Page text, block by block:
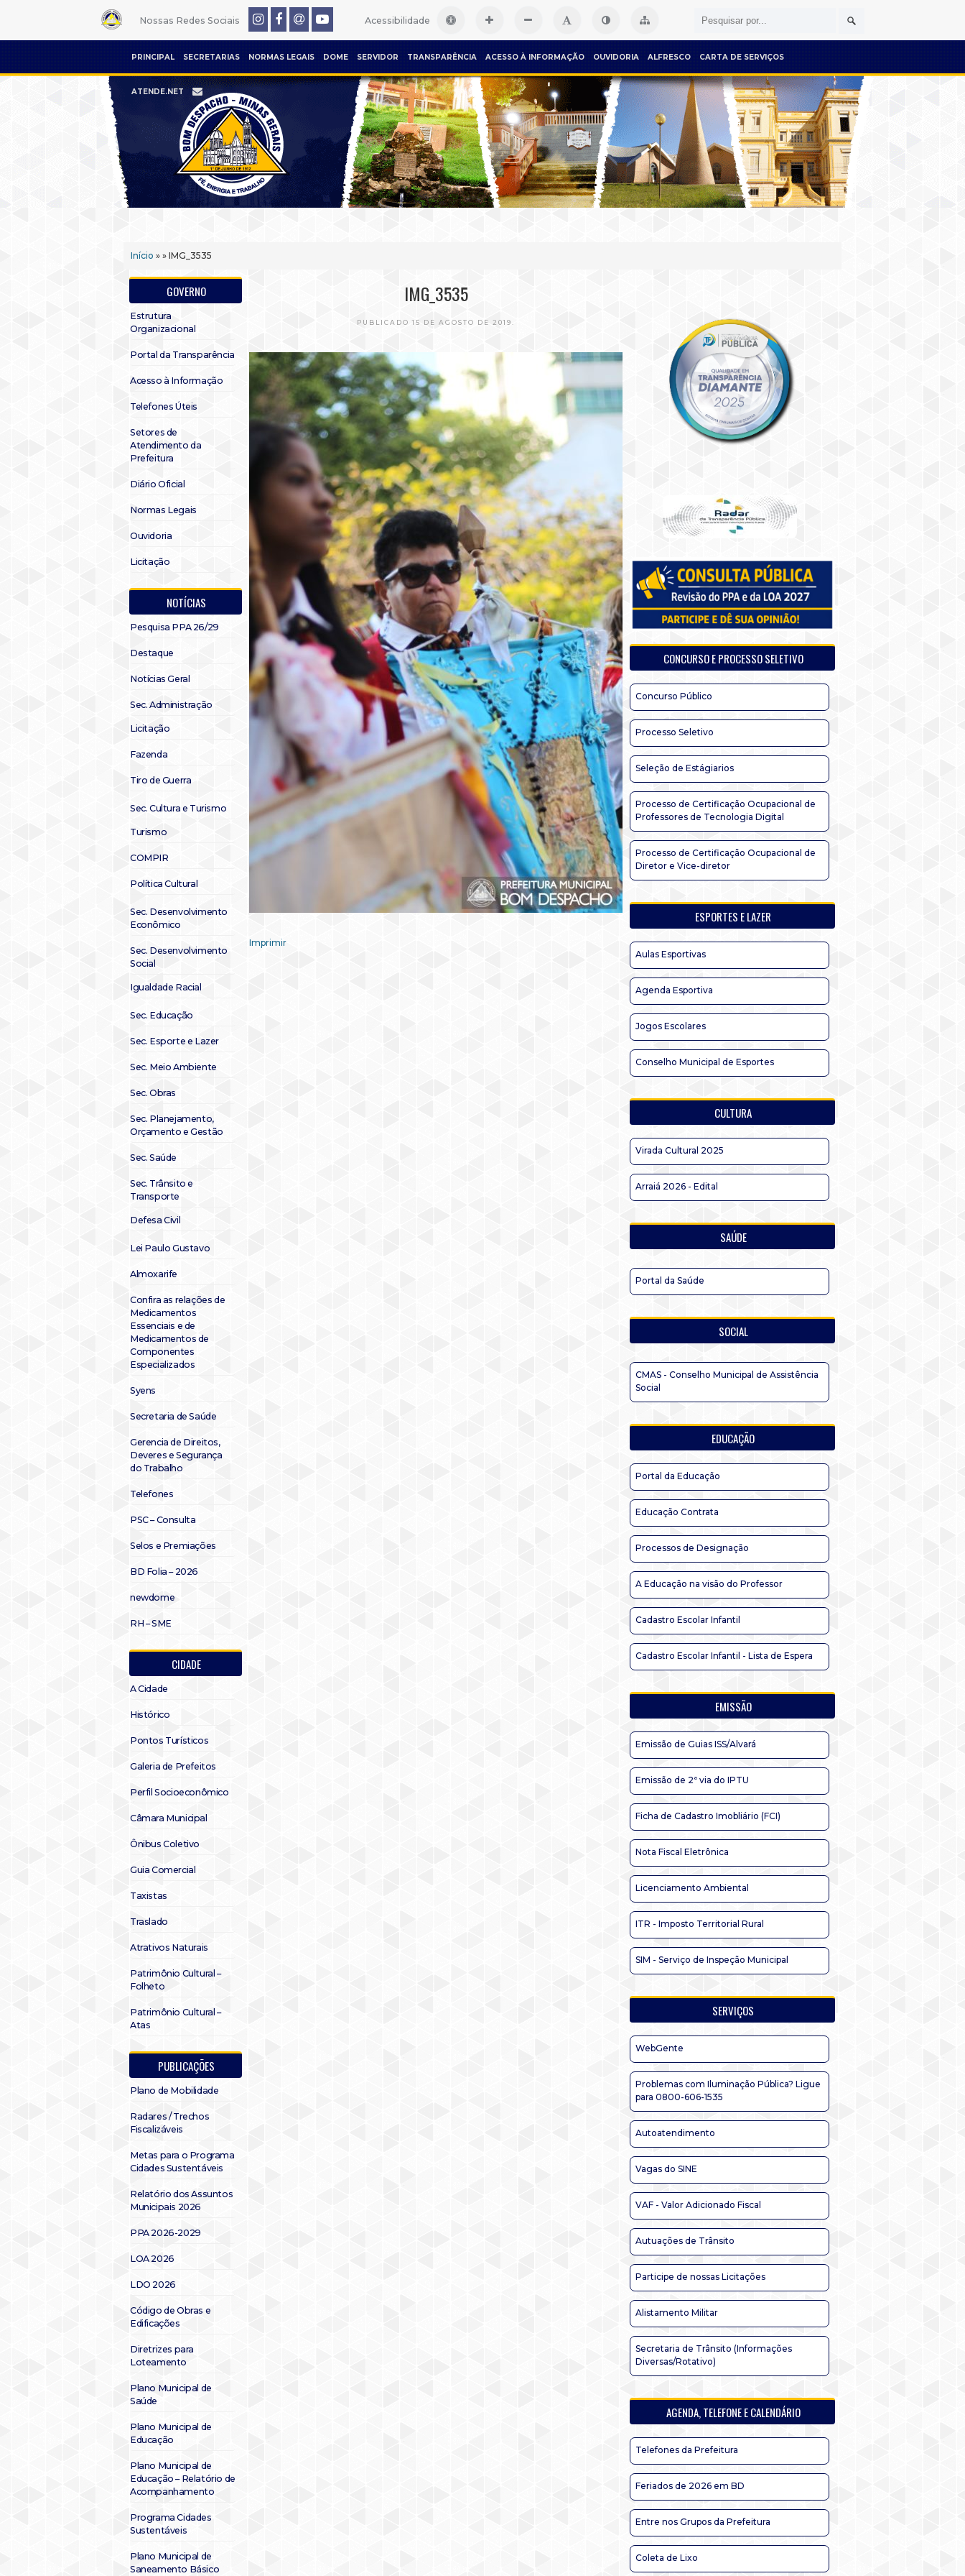
Nossas Redes Sociais Acessibilidade
PRINCIPAL SECRETARIAS NORMAS LEGAIS DOME SERVIDOR TRANSPARÊNCIA ACESSO À INFORMAÇÃO OUVIDORIA ALFRESCO CARTA DE SERVIÇOS
ATENDE.NET
Início » » IMG_3535
GOVERNO
Estrutura
Organizacional
Portal da Transparência
Acesso à Informação
Telefones Úteis
Setores de
Atendimento da
Prefeitura
Diário Oficial
Normas Legais
Ouvidoria
Licitação
NOTÍCIAS
Pesquisa PPA 26/29
Destaque
Notícias Geral
Sec. Administração
Licitação
Fazenda
Tiro de Guerra
Sec. Cultura e Turismo
Turismo
COMPIR
Política Cultural
Sec. Desenvolvimento
Econômico
Sec. Desenvolvimento
Social
Igualdade Racial
Sec. Educação
Sec. Esporte e Lazer
Sec. Meio Ambiente
Sec. Obras
Sec. Planejamento,
Orçamento e Gestão
Sec. Saúde
Sec. Trânsito e
Transporte
Defesa Civil
Lei Paulo Gustavo
Almoxarife
Confira as relações de
Medicamentos
Essenciais e de
Medicamentos de
Componentes
Especializados
Syens
Secretaria de Saúde
Gerencia de Direitos,
Deveres e Segurança
do Trabalho
Telefones
PSC – Consulta
Selos e Premiações
BD Folia – 2026
newdome
RH – SME
CIDADE
A Cidade
Histórico
Pontos Turísticos
Galeria de Prefeitos
Perfil Socioeconômico
Câmara Municipal
Ônibus Coletivo
Guia Comercial
Taxistas
Traslado
Atrativos Naturais
Patrimônio Cultural –
Folheto
Patrimônio Cultural –
Atas
PUBLICAÇÕES
Plano de Mobilidade
Radares / Trechos
Fiscalizáveis
Metas para o Programa
Cidades Sustentáveis
Relatório dos Assuntos
Municipais 2026
PPA 2026-2029
LOA 2026
LDO 2026
Código de Obras e
Edificações
Diretrizes para
Loteamento
Plano Municipal de
Saúde
Plano Municipal de
Educação
Plano Municipal de
Educação – Relatório de
Acompanhamento
Programa Cidades
Sustentáveis
Plano Municipal de
Saneamento Básico
IMG_3535
PUBLICADO 15 DE AGOSTO DE 2019.
Imprimir
CONCURSO E PROCESSO SELETIVO
Concurso Público
Processo Seletivo
Seleção de Estágiarios
Processo de Certificação Ocupacional de
Professores de Tecnologia Digital
Processo de Certificação Ocupacional de
Diretor e Vice-diretor
ESPORTES E LAZER
Aulas Esportivas
Agenda Esportiva
Jogos Escolares
Conselho Municipal de Esportes
CULTURA
Virada Cultural 2025
Arraiá 2026 - Edital
SAÚDE
Portal da Saúde
SOCIAL
CMAS - Conselho Municipal de Assistência
Social
EDUCAÇÃO
Portal da Educação
Educação Contrata
Processos de Designação
A Educação na visão do Professor
Cadastro Escolar Infantil
Cadastro Escolar Infantil - Lista de Espera
EMISSÃO
Emissão de Guias ISS/Alvará
Emissão de 2ª via do IPTU
Ficha de Cadastro Imobliário (FCI)
Nota Fiscal Eletrônica
Licenciamento Ambiental
ITR - Imposto Territorial Rural
SIM - Serviço de Inspeção Municipal
SERVIÇOS
WebGente
Problemas com Iluminação Pública? Ligue
para 0800-606-1535
Autoatendimento
Vagas do SINE
VAF - Valor Adicionado Fiscal
Autuações de Trânsito
Participe de nossas Licitações
Alistamento Militar
Secretaria de Trânsito (Informações
Diversas/Rotativo)
AGENDA, TELEFONE E CALENDÁRIO
Telefones da Prefeitura
Feriados de 2026 em BD
Entre nos Grupos da Prefeitura
Coleta de Lixo